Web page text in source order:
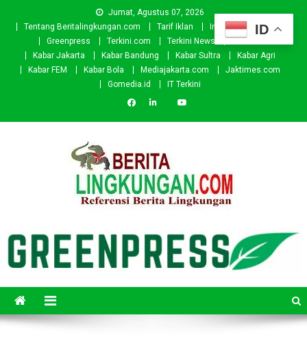
Jumat, Agustus 07, 2026
Tentang Beritalingkungan.com
Tarif Iklan Investor
Donasi
Greenpress
Terkini.com Terkini News
Kabar.id
Kabar Jakarta
Kabar Bandung Kabar Sultra
Kabar Agri
Kabar FEM
Kabar Bola Mediajakarta.com
Jaktimes.com
Gomedia.id
IT Terkini
ID